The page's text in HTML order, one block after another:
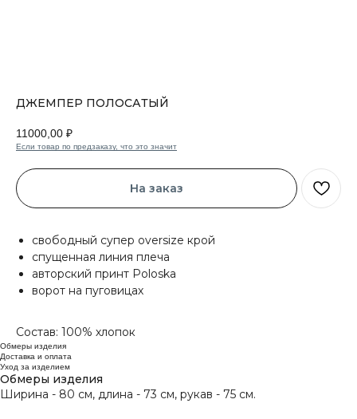
ДЖЕМПЕР ПОЛОСАТЫЙ
11000,00 ₽
Если товар по предзаказу, что это значит
На заказ
свободный супер oversize крой
спущенная линия плеча
авторский принт Poloska
ворот на пуговицах
Состав: 100% хлопок
Обмеры изделия
Доставка и оплата
Уход за изделием
Обмеры изделия
Ширина - 80 см, длина - 73 см, рукав - 75 см.